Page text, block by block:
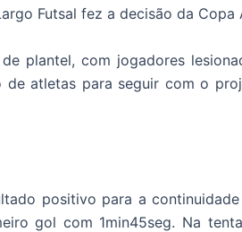
Futsal fez a decisão da
plantel, com jogadores
atletas para seguir com o
positivo para a
gol com 1min45seg. Na